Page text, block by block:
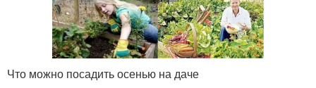
Что можно посадить осенью на даче